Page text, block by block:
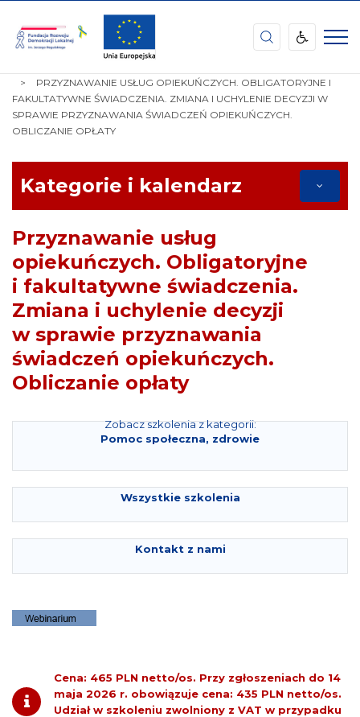
Fundacja
Rozwoju
Lokalnej
im.
Jerzego
Regulskiego
GŁÓWNA
PRZYZNAWANIE USŁUG OPIEKUŃCZYCH. OBLIGATORYJNE I
FAKULTATYWNE ŚWIADCZENIA. ZMIANA I UCHYLENIE DECYZJI W
SPRAWIE PRZYZNAWANIA ŚWIADCZEŃ OPIEKUŃCZYCH.
OBLICZANIE OPŁATY
Kategorie i kalendarz
Przyznawanie usług
opiekuńczych. Obligatoryjne
i fakultatywne świadczenia.
Zmiana i uchylenie decyzji
w sprawie przyznawania
świadczeń opiekuńczych.
Obliczanie opłaty
Zobacz szkolenia z kategorii:
Pomoc społeczna, zdrowie
Wszystkie szkolenia
Kontakt z nami
Cena: 465 PLN netto/os. Przy zgłoszeniach do 14
maja 2026 r. obowiązuje cena: 435 PLN netto/os.
Udział w szkoleniu zwolniony z VAT w przypadku